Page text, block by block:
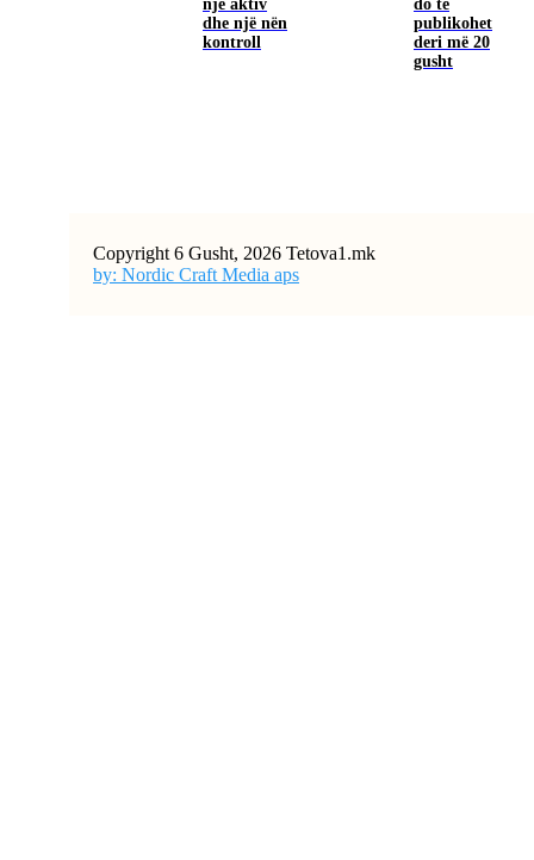
një aktiv
dhe një nën
kontroll
do të
publikohet
deri më 20
gusht
Copyright 6 Gusht, 2026 Tetova1.mk
by: Nordic Craft Media aps